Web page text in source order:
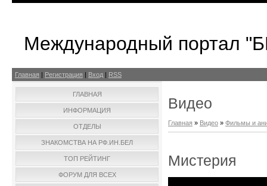
Международный портал
Главная | Регистрация | Вход | RSS
ГЛАВНАЯ
ИНФОРМАЦИЯ
ОТДЕЛЫ
ЗНАКОМСТВА НА РФ.ИН.БЕЛ
ТОП РЕЙТИНГ
ФОРУМ ДЛЯ ВСЕХ
Видео
Главная » Видео » Фильмы и
Мистерия